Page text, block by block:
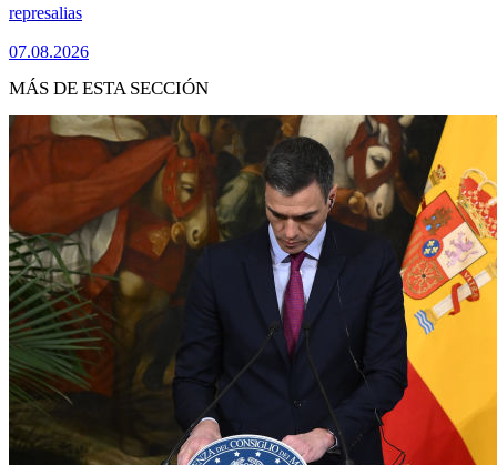
represalias
07.08.2026
MÁS DE ESTA SECCIÓN